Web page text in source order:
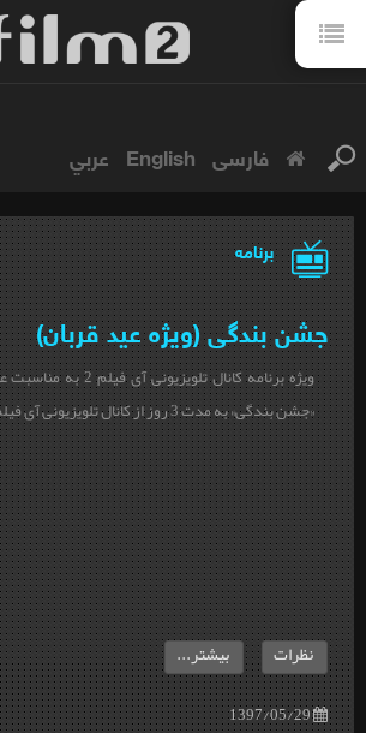
فارسی English عربي
برنامه
جشن بندگی (ویژه عید قربان)
ویژه برنامه کانال
«جشن بندگی» به مدت 3 روز از کانال تلویزیونی آی فیلم2 نشر می شود.
1397/05/29
نظرات بیشتر...